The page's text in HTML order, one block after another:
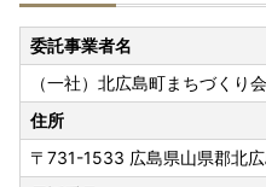
委託事業者名
（一社）北広島町まちづくり
住所
〒731-1533 広島県山県郡北